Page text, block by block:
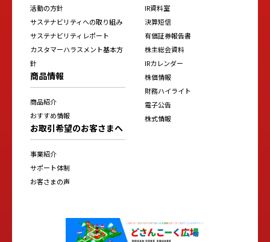
活動の方針
サステナビリティへの取り組み
サステナビリティレポート
カスタマーハラスメント基本方
針
商品情報
商品紹介
おすすめ情報
お取引希望のお客さまへ
事業紹介
サポート体制
お客さまの声
IR資料室
決算短信
有価証券報告書
株主総会資料
IRカレンダー
株価情報
財務ハイライト
電子公告
株式情報